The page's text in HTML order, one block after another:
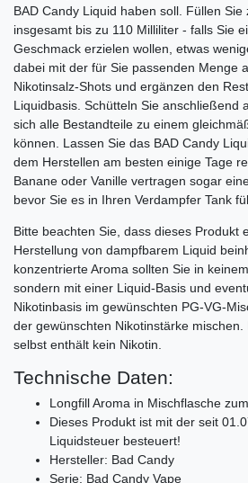
BAD Candy Liquid haben soll. Füllen Sie
insgesamt bis zu 110 Milliliter - falls Sie
Geschmack erzielen wollen, etwas
dabei mit der für Sie passenden Menge
Nikotinsalz-Shots und ergänzen den
Liquidbasis. Schütteln Sie anschließend
sich alle Bestandteile zu einem
können. Lassen Sie das BAD Candy
dem Herstellen am besten einige Tage
Banane oder Vanille vertragen sogar
bevor Sie es in Ihren Verdampfer Tank
Bitte beachten Sie, dass dieses Produkt
Herstellung von dampfbarem Liquid
konzentrierte Aroma sollten Sie in
sondern mit einer Liquid-Basis und
Nikotinbasis im gewünschten PG-VG-
der gewünschten Nikotinstärke mischen.
selbst enthält kein Nikotin.
Technische Daten:
Longfill Aroma in Mischflasche
Dieses Produkt ist mit der seit
Liquidsteuer besteuert!
Hersteller: Bad Candy
Serie: Bad Candy Vape